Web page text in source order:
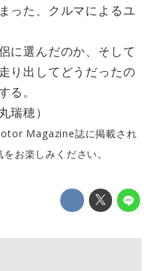
った、クルマによるユ
に選んだのか、そして
り出してどうだったの
る。
瑞穂）
Magazine誌に掲載され
お楽しみください。